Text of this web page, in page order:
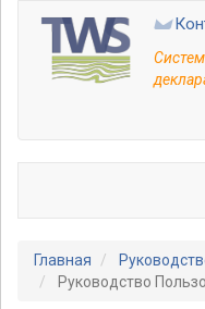
основному
содержанию
Главная
Руководство